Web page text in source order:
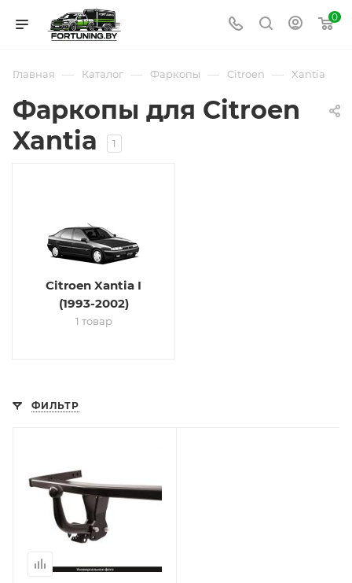
0
Главная — Каталог — Фаркопы — Citroen — Xantia
Фаркопы для Citroen
Xantia
1
Citroen Xantia I
(1993-2002)
1 товар
ФИЛЬТР